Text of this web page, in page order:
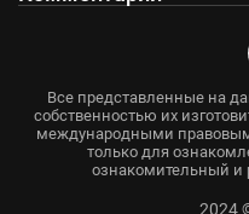
Все представленные на
собственностью их
международными
только для
ознакомительный и
2024